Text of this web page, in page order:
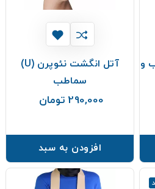
و
آتل انگشت نئوپرن (U)
سماطب
290,000 تومان
افزودن به سبد